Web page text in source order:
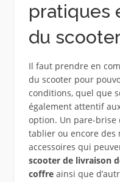
pratiques
du
Il faut prendre en
du scooter pour
conditions, quel que
également attentif
option. Un pare-brise
tablier ou encore des
accessoires qui
scooter de livraison
coffre ainsi que